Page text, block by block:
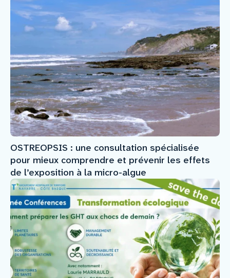
OSTREOPSIS : une consultation spécialisée
pour mieux comprendre et prévenir les effets
de l’exposition à la micro-algue